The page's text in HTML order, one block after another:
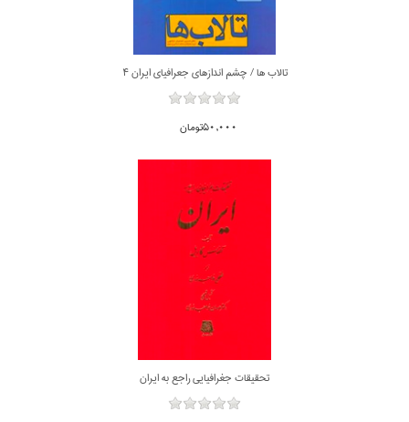
تالاب ها / چشم اندازهاي جعرافياي ايران 4
50,000تومان
تحقيقات جغرافيايي راجع به ايران